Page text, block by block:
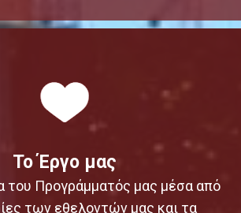
Το Έργο μας
του Προγράμματός μας μέσα από
των εθελοντών μας και τα